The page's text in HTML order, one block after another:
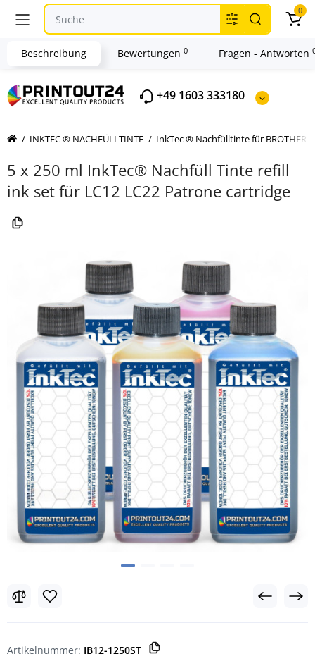
+49 1603 333180
0
INKTEC ® NACHFÜLLTINTE InkTec ® Nachfülltinte für BROTHER
5 x 250 ml InkTec® Nachfüll Tinte refill
ink set für LC12 LC22 Patrone cartridge
Artikelnummer: IB12-1250ST
Beschreibung Bewertungen 0 Fragen - Antworten